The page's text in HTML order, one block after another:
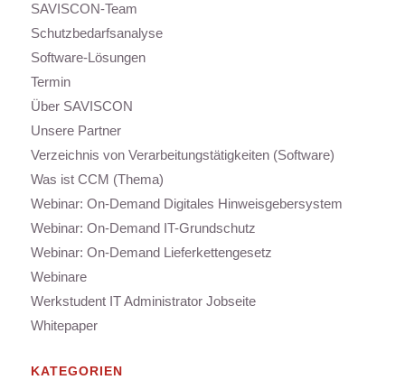
SAVISCON-Team
Schutzbedarfsanalyse
Software-Lösungen
Termin
Über SAVISCON
Unsere Partner
Verzeichnis von Verarbeitungstätigkeiten (Software)
Was ist CCM (Thema)
Webinar: On-Demand Digitales Hinweisgebersystem
Webinar: On-Demand IT-Grundschutz
Webinar: On-Demand Lieferkettengesetz
Webinare
Werkstudent IT Administrator Jobseite
Whitepaper
KATEGORIEN